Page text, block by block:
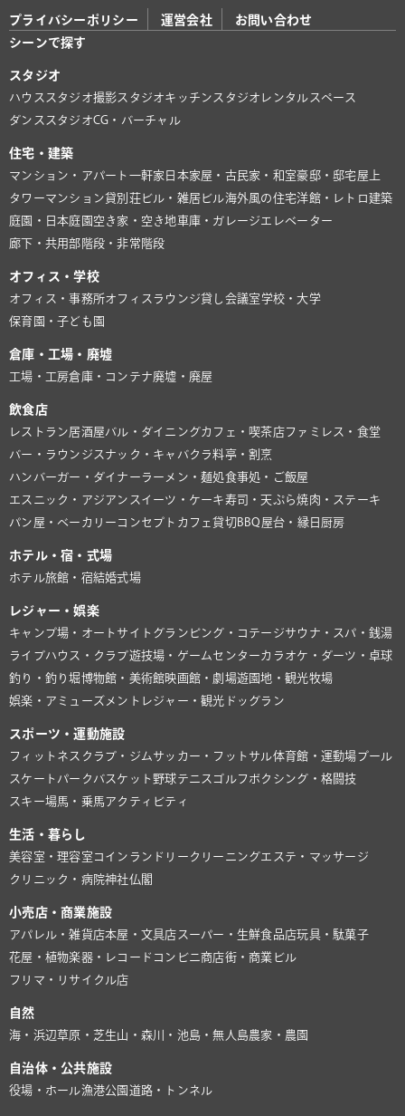
プライバシーポリシー 運営会社
お問い合わせ
シーンで探す
スタジオ
ハウススタジオ撮影スタジオキッチンスタジオ レンタルスペース
ダンススタジオCG・バーチャル
住宅・建築
マンション・アパート 一軒家 日本家屋・古民家・和室豪邸・邸宅屋上
タワーマンション貸別荘ビル・雑居ビル海外風の住宅洋館・レトロ建築
庭園・日本庭園 空き家・空き地 車庫・ガレージ エレベーター
廊下・共用部 階段・非常階段
オフィス・学校
オフィス・事務所オフィスラウンジ貸し会議室学校・大学
保育園・子ども園
倉庫・工場・廃墟
工場・工房倉庫・コンテナ廃墟・廃屋
飲食店
レストラン居酒屋バル・ダイニングカフェ・喫茶店ファミレス・食堂
バー・ラウンジ スナック・キャバクラ料亭・割烹
ハンバーガー・ダイナーラーメン・麺処食事処・ご飯屋
エスニック・アジアン スイーツ・ケーキ寿司・天ぷら焼肉・ステーキ
パン屋・ベーカリー コンセプトカフェ貸切BBQ 屋台・縁日 厨房
ホテル・宿・式場
ホテル旅館・宿結婚式場
レジャー・娯楽
キャンプ場・オートサイト グランピング・コテージサウナ・スパ・銭湯
ライブハウス・クラブ遊技場・ゲームセンターカラオケ・ダーツ・卓球
釣り・釣り堀博物館・美術館映画館・劇場遊園地・観光牧場
娯楽・アミューズメント レジャー・観光 ドッグラン
スポーツ・運動施設
フィットネスクラブ・ジム サッカー・フットサル体育館・運動場プール
スケートパーク バスケット 野球テニス ゴルフ ボクシング・格闘技
スキー場馬・乗馬アクティビティ
生活・暮らし
美容室・理容室 コインランドリー クリーニングエステ・マッサージ
クリニック・病院神社仏閣
小売店・商業施設
アパレル・雑貨店本屋・文具店 スーパー・生鮮食品店玩具・駄菓子
花屋・植物楽器・レコード コンビニ商店街・商業ビル
フリマ・リサイクル店
自然
海・浜辺 草原・芝生山・森川・池島・無人島農家・農園
自治体・公共施設
役場・ホール漁港公園 道路・トンネル